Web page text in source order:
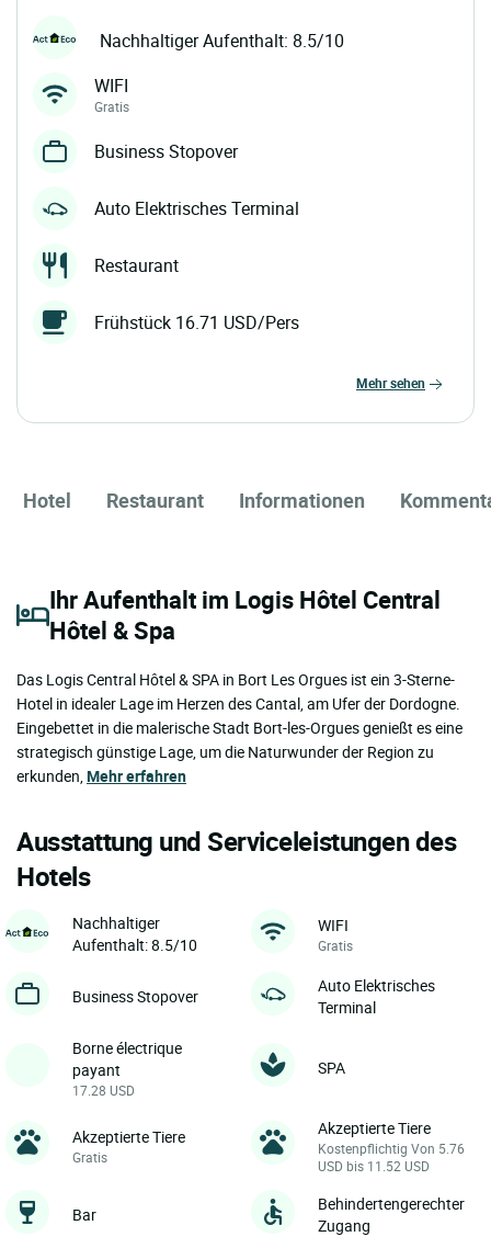
Nachhaltiger Aufenthalt: 8.5/10
WIFI
Gratis
Business Stopover
Auto Elektrisches Terminal
Restaurant
Frühstück 16.71 USD/Pers
mehr sehen
Hotel Restaurant Informationen
Ihr Aufenthalt im Logis Hôtel Central
Hôtel & Spa
Das Logis Central Hôtel & SPA in Bort Les Orgues ist ein 3-Sterne-
Hotel in idealer Lage im Herzen des Cantal, am Ufer der Dordogne.
Eingebettet in die malerische Stadt Bort-les-Orgues genießt es eine
strategisch günstige Lage, um die Naturwunder der Region zu
erkunden,Mehr erfahren
Ausstattung und Serviceleistungen des
Hotels
Nachhaltiger
Aufenthalt: 8.5/10
WIFI
Gratis
Business Stopover
Auto Elektrisches
Terminal
Borne électrique
payant
17.28 USD
SPA
Akzeptierte Tiere
Gratis
Akzeptierte Tiere
Kostenpflichtig Von 5.76
USD bis 11.52 USD
Bar
Behindertengerechter
Zugang